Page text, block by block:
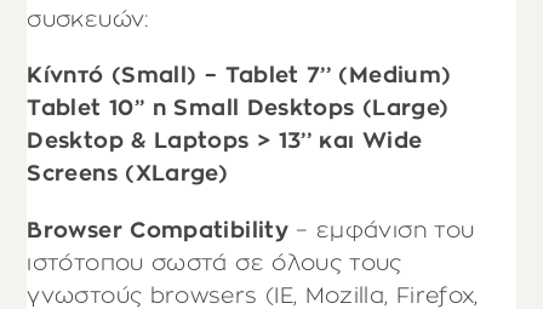
συσκευών:
Κίνητό (Small) – Tablet 7’’ (Medium)
Tablet 10’’ η Small Desktops (Large)
Desktop & Laptops > 13’’ και Wide
Screens (XLarge)
Browser Compatibility– εμφάνιση του
ιστότοπου σωστά σε όλους τους
γνωστούς browsers (IE, Mozilla, Firefox,